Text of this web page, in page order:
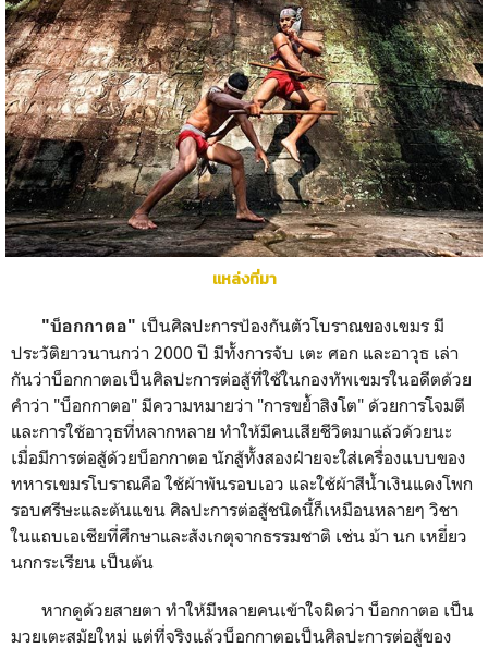
แหล่งที่มา
"บ็อกกาตอ" เป็นศิลปะการป้องกันตัวโบราณของเขมร มี
ประวัติยาวนานกว่า 2000 ปี มีทั้งการจับ เตะ ศอก และอาวุธ เล่า
กันว่าบ็อกกาตอเป็นศิลปะการต่อสู้ที่ใช้ในกองทัพเขมรในอดีตด้วย
คำว่า "บ็อกกาตอ" มีความหมายว่า "การขย้ำสิงโต" ด้วยการโจมตี
และการใช้อาวุธที่หลากหลาย ทำให้มีคนเสียชีวิตมาแล้วด้วยนะ
เมื่อมีการต่อสู้ด้วยบ็อกกาตอ นักสู้ทั้งสองฝ่ายจะใส่เครื่องแบบของ
ทหารเขมรโบราณคือ ใช้ผ้าพันรอบเอว และใช้ผ้าสีน้ำเงินแดงโพก
รอบศรีษะและต้นแขน ศิลปะการต่อสู้ชนิดนี้ก็เหมือนหลายๆ วิชา
ในแถบเอเชียที่ศึกษาและสังเกตุจากธรรมชาติ เช่น ม้า นก เหยี่ยว
นกกระเรียน เป็นต้น
หากดูด้วยสายตา ทำให้มีหลายคนเข้าใจผิดว่า บ็อกกาตอ เป็น
มวยเตะสมัยใหม่ แต่ที่จริงแล้วบ็อกกาตอเป็นศิลปะการต่อสู้ของ